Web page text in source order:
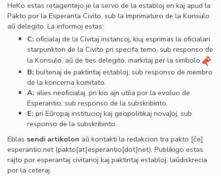
HeKo estas retagentejo je la servo de la establoj en kaj apud la
Pakto por la Esperanta Civito, sub la imprimaturo de la Konsulo
aŭ delegito. La informoj estas:
C: oﬁcialaj de la Civitaj instancoj, kiuj esprimas la oﬁcialan
starpunkton de la Civito pri specifa temo, sub responso de
la Konsulo, aŭ de ties delegito, markitaj per la simbolo
.
B: bultenaj de paktintaj establoj, sub responso de membro
de la koncerna komitato.
A: alies neoﬁcialaj, pri kio ajn utila por la evoluo de
Esperantio, sub responso de la subskribinto.
E: pri Eŭropaj institucioj kaj geopolitikaj novaĵoj, sub
responso de la subskribinto.
Eblas sendi artikolon aŭ kontakti la redakcion tra pakto [ĉe]
esperantio.net(pakto[at]esperantio[dot]net). Publikigo estas
rajto por esperantaj civitanoj kaj paktintaj establoj, laŭdiskrecia
por la ceteraj.